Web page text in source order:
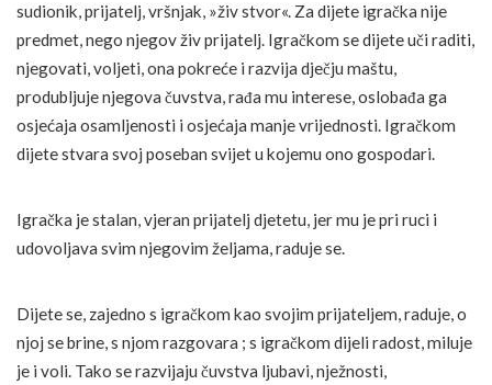
sudionik, prijatelj, vršnjak, »živ stvor«. Za dijete igračka nije
predmet, nego njegov živ prijatelj. Igračkom se dijete uči raditi,
njegovati, voljeti, ona pokreće i razvija dječju maštu,
produbljuje njegova čuvstva, rađa mu interese, oslobađa ga
osjećaja osamljenosti i osjećaja manje vrijednosti. Igračkom
dijete stvara svoj poseban svijet u kojemu ono gospodari.
Igračka je stalan, vjeran prijatelj djetetu, jer mu je pri ruci i
udovoljava svim njegovim željama, raduje se.
Dijete se, zajedno s igračkom kao svojim prijateljem, raduje, o
njoj se brine, s njom razgovara ; s igračkom dijeli radost, miluje
je i voli. Tako se razvijaju čuvstva ljubavi, nježnosti,